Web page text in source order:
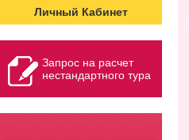
Личный Кабинет
Запрос на расчет
нестандартного тура